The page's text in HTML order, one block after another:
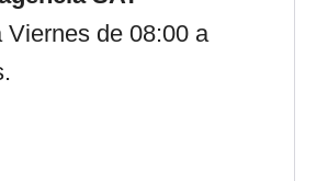
Viernes de 08:00 a